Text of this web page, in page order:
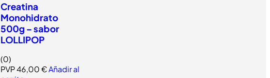
Creatina
Monohidrato
500g – sabor
LOLLIPOP
(0)
PVP46,00€Añadir al